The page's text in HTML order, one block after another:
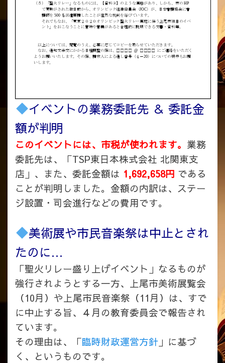
イベントの業務委託先 ＆ 委託金
額が判明
このイベントには、市税が使われます。 業務
委託先は、「TSP東日本株式会社 北関東支
店」、また、委託金額は 1,692,658円 である
ことが判明しました。金額の内訳は、ステー
ジ設置・司会進行などの費用です。
美術展や市民音楽祭は中止とされ
たのに…
「聖火リレー盛り上げイベント」なるものが
強行されようとする一方、上尾市美術展覧会
（10月）や上尾市民音楽祭（11月）は、すで
に中止する旨、４月の教育委員会で報告され
ています。
その理由は、「臨時財政運営方針 」に基づ
く、というものです。